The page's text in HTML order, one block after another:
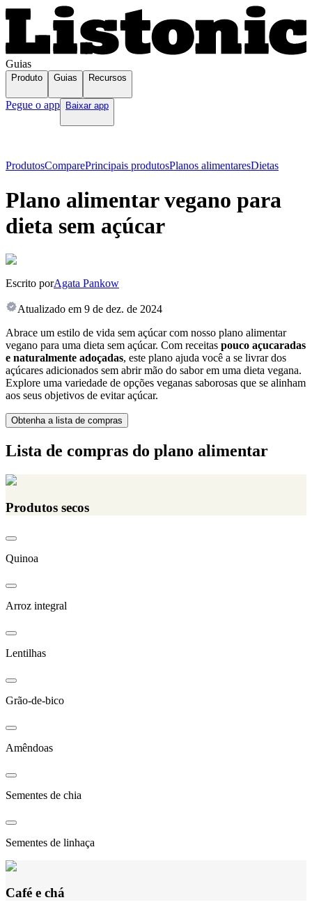
Guias
Produto Guias Recursos
Pegue o app Baixar app
ProdutosComparePrincipais produtosPlanos alimentaresDietas
Plano alimentar vegano para
dieta sem açúcar
Escrito porAgata Pankow
Atualizado em 9 de dez. de 2024
Abrace um estilo de vida sem açúcar com nosso plano alimentar
vegano para uma dieta sem açúcar. Com receitas pouco açucaradas
e naturalmente adoçadas, este plano ajuda você a se livrar dos
açúcares adicionados sem abrir mão do sabor em uma dieta vegana.
Explore uma variedade de opções veganas saborosas que se alinham
aos seus objetivos de evitar açúcar.
Obtenha a lista de compras
Lista de compras do plano alimentar
Produtos secos
Quinoa
Arroz integral
Lentilhas
Grão-de-bico
Amêndoas
Sementes de chia
Sementes de linhaça
Café e chá